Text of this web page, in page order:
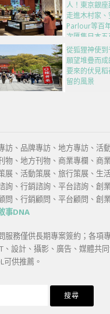
人！東京銀
走進木村家
Parlour等百
次匯集日本
從狐狸神使
願望堆疊而
要來的伏見
留的風景
訪、品牌專訪、地方專訪、活
物、地方刊物、商業專欄、商
展、活動策展、旅行策展、生
詢、行銷諮詢、平台諮詢、創
問、行銷顧問、平台顧問、創
事DNA
服務僅供長期專案簽約；各項
、設計、攝影、廣告、媒體共
可供推薦。